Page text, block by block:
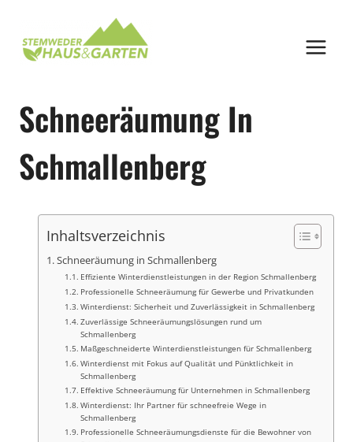
springen
Schneeräumung In
Schmallenberg
Inhaltsverzeichnis
Schneeräumung in Schmallenberg
Effiziente Winterdienstleistungen in der Region Schmallenberg
Professionelle Schneeräumung für Gewerbe und Privatkunden
Winterdienst: Sicherheit und Zuverlässigkeit in Schmallenberg
Zuverlässige Schneeräumungslösungen rund um
Schmallenberg
Maßgeschneiderte Winterdienstleistungen für Schmallenberg
Winterdienst mit Fokus auf Qualität und Pünktlichkeit in
Schmallenberg
Effektive Schneeräumung für Unternehmen in Schmallenberg
Winterdienst: Ihr Partner für schneefreie Wege in
Schmallenberg
Professionelle Schneeräumungsdienste für die Bewohner von